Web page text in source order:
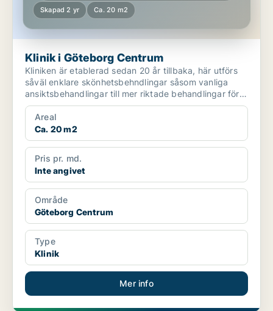
Skapad 2 yr Ca. 20 m2
Klinik i Göteborg Centrum
Kliniken är etablerad sedan 20 år tillbaka, här utförs
såväl enklare skönhetsbehndlingar såsom vanliga
ansiktsbehandlingar till mer riktade behandlingar för
...
Areal
Ca. 20 m2
Pris pr. md.
Inte angivet
Område
Göteborg Centrum
Type
Klinik
Mer info